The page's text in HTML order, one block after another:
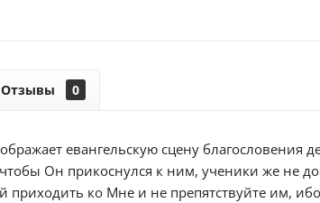
Отзывы 0
евангельскую сцену
Он прикоснулся к ним, ученики же не
приходить ко Мне и не препятствуйте им,